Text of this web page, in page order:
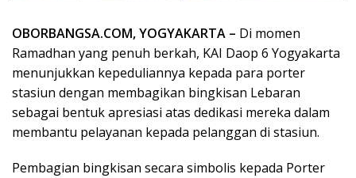
OBORBANGSA.COM, YOGYAKARTA – Di momen
Ramadhan yang penuh berkah, KAI Daop 6 Yogyakarta
menunjukkan kepeduliannya kepada para porter
stasiun dengan membagikan bingkisan Lebaran
sebagai bentuk apresiasi atas dedikasi mereka dalam
membantu pelayanan kepada pelanggan di stasiun.
Pembagian bingkisan secara simbolis kepada Porter